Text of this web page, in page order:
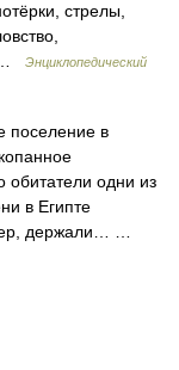
стрелы,
…
Энциклопедический
поселение в
обитатели одни из
в Египте
держали… …